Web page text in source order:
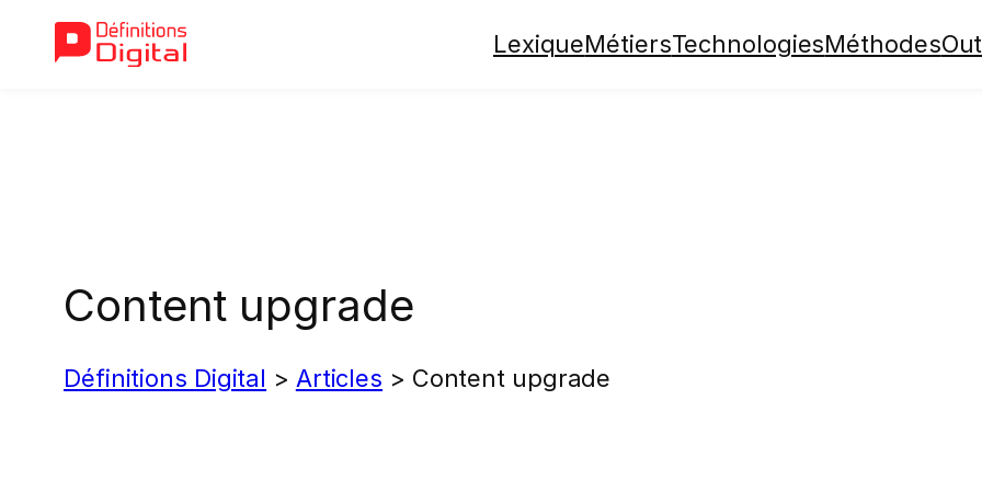
LexiqueMétiersTechnologiesMéthodes
Content upgrade
Définitions Digital > Articles > Content upgrade